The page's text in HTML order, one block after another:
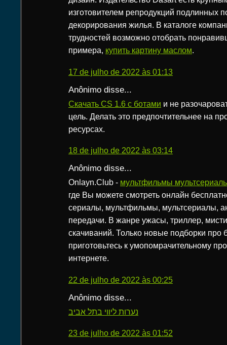
изготовителем репродукций подлинных
декорирования жилья. В каталоге
трудностей возможно отобрать
примера, купить картину маслом.
17 de julho de 2022 às 01:13
Anônimo disse...
Скачать CS 1.6 c ботами и не
цель. Делать это предпочтительнее на
ресурсах.
18 de julho de 2022 às 03:14
Anônimo disse...
Onlayn.Club - мультфильмы
где Вы можете смотреть онлайн
сериалы, мультфильмы, мультсериалы,
передачи. В жанре ужасы, триллер,
скачиваний. Только новые подборки про
приготовьтесь к умопомрачительному
интернете.
22 de julho de 2022 às 00:25
Anônimo disse...
נערות ליווי בתל אביב
23 de julho de 2022 às 01:52